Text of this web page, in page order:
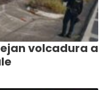
volcadura a